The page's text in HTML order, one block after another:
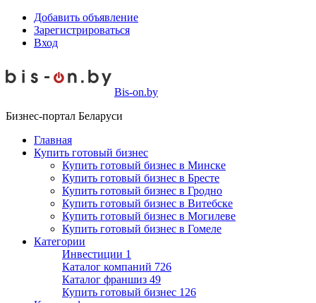
Добавить объявление
Зарегистрироваться
Вход
Bis-on.by
Бизнес-портал Беларуси
Главная
Купить готовый бизнес
Купить готовый бизнес в Минске
Купить готовый бизнес в Бресте
Купить готовый бизнес в Гродно
Купить готовый бизнес в Витебске
Купить готовый бизнес в Могилеве
Купить готовый бизнес в Гомеле
Категории
Инвестиции 1
Каталог компаний 726
Каталог франшиз 49
Купить готовый бизнес 126